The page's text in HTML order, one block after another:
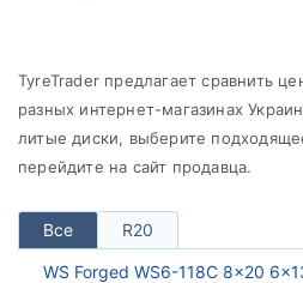
TyreTrader предлагает сравнить
разных интернет-магазинах
литые диски, выберите
перейдите на сайт продавца.
Все R20
WS Forged WS6-118C 8x20
от
Все бренды
Тип диска